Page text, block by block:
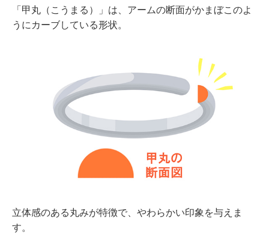
「甲丸（こうまる）」は、アームの断面がかまぼこのよ
うにカーブしている形状。
立体感のある丸みが特徴で、やわらかい印象を与えま
す。